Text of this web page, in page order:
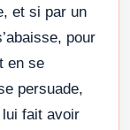
et si par un
pour
en se
persuade,
lui fait avoir